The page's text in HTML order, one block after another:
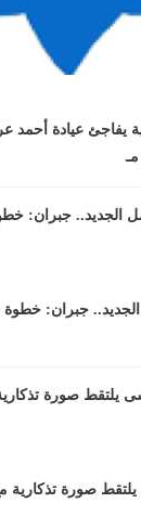
يفاجئ عيادة أحمد
جبران: خطوة
يلتقط صورة تذكارية